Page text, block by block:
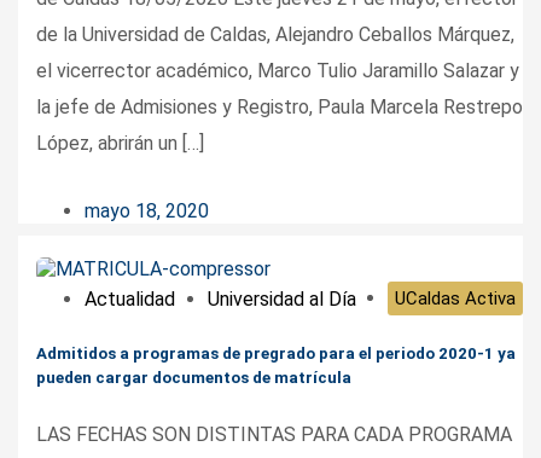
de la Universidad de Caldas, Alejandro Ceballos Márquez,
el vicerrector académico, Marco Tulio Jaramillo Salazar y
la jefe de Admisiones y Registro, Paula Marcela Restrepo
López, abrirán un […]
mayo 18, 2020
Actualidad Universidad al Día UCaldas Activa
Admitidos a programas de pregrado para el periodo 2020-1 ya
pueden cargar documentos de matrícula
LAS FECHAS SON DISTINTAS PARA CADA PROGRAMA